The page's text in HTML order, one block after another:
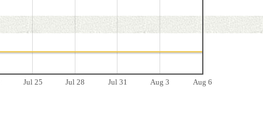
Jul 25 Jul 28 Jul 31 Aug 3 Aug 6